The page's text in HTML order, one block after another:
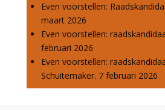
Even voorstellen:
maart 2026
Even voorstellen:
februari 2026
Even voorstellen:
Schuitemaker. 7 februari 2026